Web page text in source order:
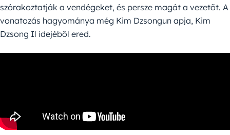
szórakoztatják a vendégeket, és persze magát a vezetőt. A
vonatozás hagyománya még Kim Dzsongun apja, Kim
Dzsong Il idejéből ered.